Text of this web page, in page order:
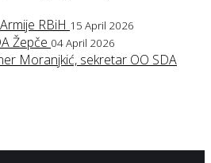
RBiH 15 April 2026
Žepče 04 April 2026
Moranjkić, sekretar OO SDA